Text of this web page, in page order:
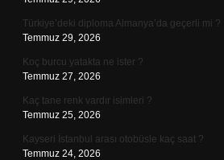
Türkiye’deki diploma Almanya’da geçerli mi ?
Temmuz 29, 2026
Koç burcu yatakta ne ister ?
Temmuz 27, 2026
Kaç tane renk vardır isimleri ?
Temmuz 25, 2026
Kayseri İstanbul arası otobüsle kaç saat ?
Temmuz 24, 2026